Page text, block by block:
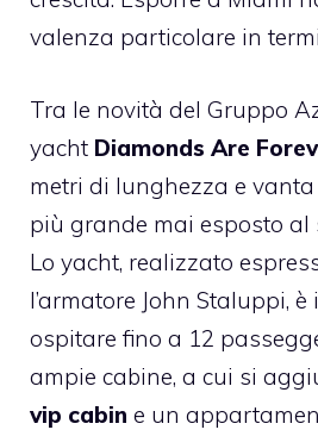
valenza particolare in
Tra le novità del Gruppo
yacht Diamonds Are
metri di lunghezza e
più grande mai esposto al
Lo yacht, realizzato
l’armatore John Staluppi,
ospitare fino a 12
ampie cabine, a cui si
vip cabin e un